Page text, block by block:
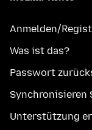
Anmelden/
Was ist das?
Passwort
Synchronisieren
Unterstützung